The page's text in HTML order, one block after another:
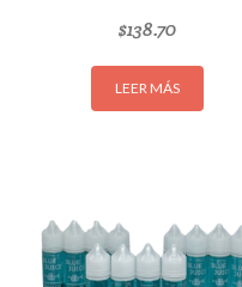
$138.70
LEER MÁS